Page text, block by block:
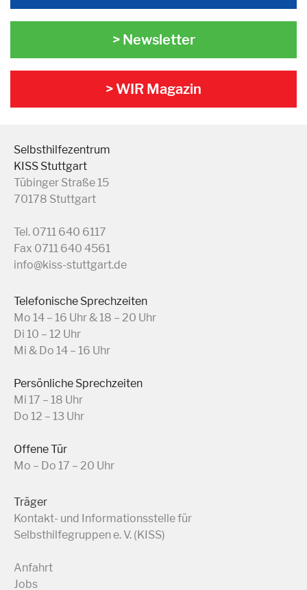
> Newsletter
> WIR Magazin
Selbsthilfezentrum
KISS Stuttgart
Tübinger Straße 15
70178 Stuttgart
Tel. 0711 640 6117
Fax 0711 640 4561
info@kiss-stuttgart.de
Telefonische Sprechzeiten
Mo 14 – 16 Uhr & 18 – 20 Uhr
Di 10 – 12 Uhr
Mi & Do 14 – 16 Uhr
Persönliche Sprechzeiten
Mi 17 – 18 Uhr
Do 12 – 13 Uhr
Offene Tür
Mo – Do 17 – 20 Uhr
Träger
Kontakt- und Informationsstelle für
Selbsthilfegruppen e. V. (KISS)
Anfahrt
Jobs